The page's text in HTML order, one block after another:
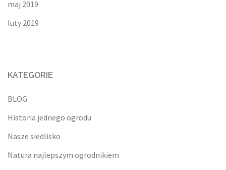
maj 2019
luty 2019
KATEGORIE
BLOG
Historia jednego ogrodu
Nasze siedlisko
Natura najlepszym ogrodnikiem